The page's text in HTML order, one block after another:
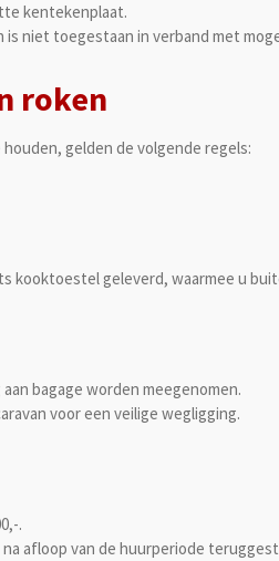
kentekenplaat.
niet toegestaan in verband met
roken
gelden de volgende regels:
kooktoestel geleverd, waarmee u
aan bagage worden meegenomen.
voor een veilige wegligging.
.
afloop van de huurperiode